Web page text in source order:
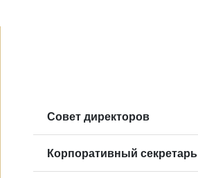
Совет директоров
Корпоративный секретарь